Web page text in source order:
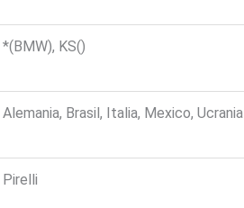
*(BMW), KS()
Alemania, Brasil, Italia, Mexico, Ucrania
Pirelli